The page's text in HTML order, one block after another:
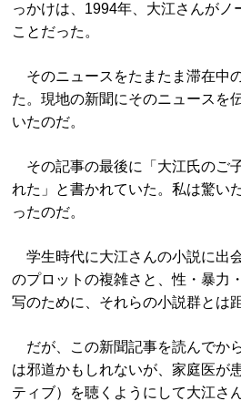
っかけは、1994年、大江さんがノ
ことだった。
そのニュースをたまたま滞在中
た。現地の新聞にそのニュースを
いたのだ。
その記事の最後に「大江氏のご
れた」と書かれていた。私は驚い
ったのだ。
学生時代に大江さんの小説に出
のプロットの複雑さと、性・暴力
写のために、それらの小説群とは
だが、この新聞記事を読んでか
は邪道かもしれないが、家庭医が
ティブ）を聴くようにして大江さ